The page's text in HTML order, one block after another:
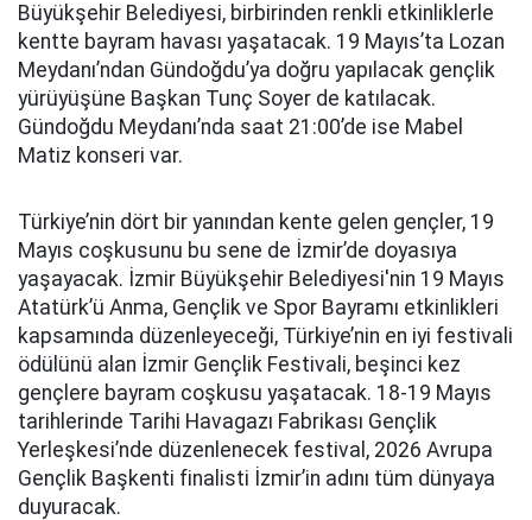
Büyükşehir Belediyesi, birbirinden renkli etkinliklerle
kentte bayram havası yaşatacak. 19 Mayıs’ta Lozan
Meydanı’ndan Gündoğdu’ya doğru yapılacak gençlik
yürüyüşüne Başkan Tunç Soyer de katılacak.
Gündoğdu Meydanı’nda saat 21:00’de ise Mabel
Matiz konseri var.
Türkiye’nin dört bir yanından kente gelen gençler, 19
Mayıs coşkusunu bu sene de İzmir’de doyasıya
yaşayacak. İzmir Büyükşehir Belediyesi'nin 19 Mayıs
Atatürk’ü Anma, Gençlik ve Spor Bayramı etkinlikleri
kapsamında düzenleyeceği, Türkiye’nin en iyi festivali
ödülünü alan İzmir Gençlik Festivali, beşinci kez
gençlere bayram coşkusu yaşatacak. 18-19 Mayıs
tarihlerinde Tarihi Havagazı Fabrikası Gençlik
Yerleşkesi’nde düzenlenecek festival, 2026 Avrupa
Gençlik Başkenti finalisti İzmir’in adını tüm dünyaya
duyuracak.